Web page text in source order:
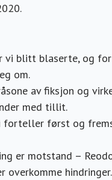
vi blitt blaserte, og
om.
av fiksjon og
med tillit.
forteller først og
er motstand –
overkomme hindringer.